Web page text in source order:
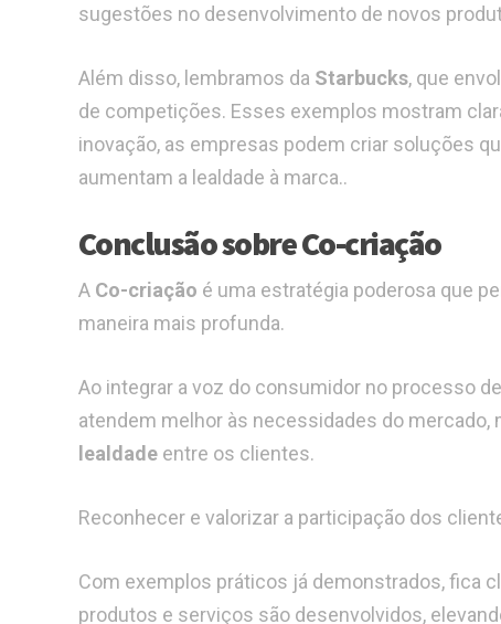
sugestões no desenvolvimento de novos
Além disso, lembramos da Starbucks, que
de competições. Esses exemplos mostram
inovação, as empresas podem criar soluções
aumentam a lealdade à marca..
Conclusão sobre Co-criação
A Co-criação é uma estratégia poderosa que
maneira mais profunda.
Ao integrar a voz do consumidor no processo
atendem melhor às necessidades do
lealdadeentre os clientes.
Reconhecer e valorizar a participação dos
Com exemplos práticos já demonstrados, fica
produtos e serviços são desenvolvidos,